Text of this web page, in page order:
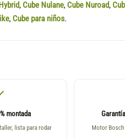
, Cube Nulane, Cube Nuroad,
, Cube para niños.
montada
lista para rodar Motor Bosch